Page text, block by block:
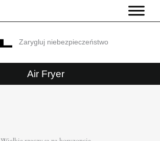
Zarygluj niebezpieczeństwo
Air Fryer